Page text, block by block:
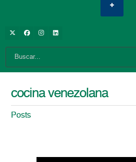
cocina venezolana
Posts